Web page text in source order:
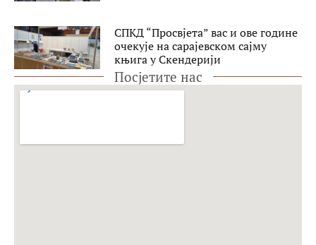
СПКД “Просвјета” вас и ове године
очекује на сарајевском сајму
књига у Скендерији
Посјетите нас